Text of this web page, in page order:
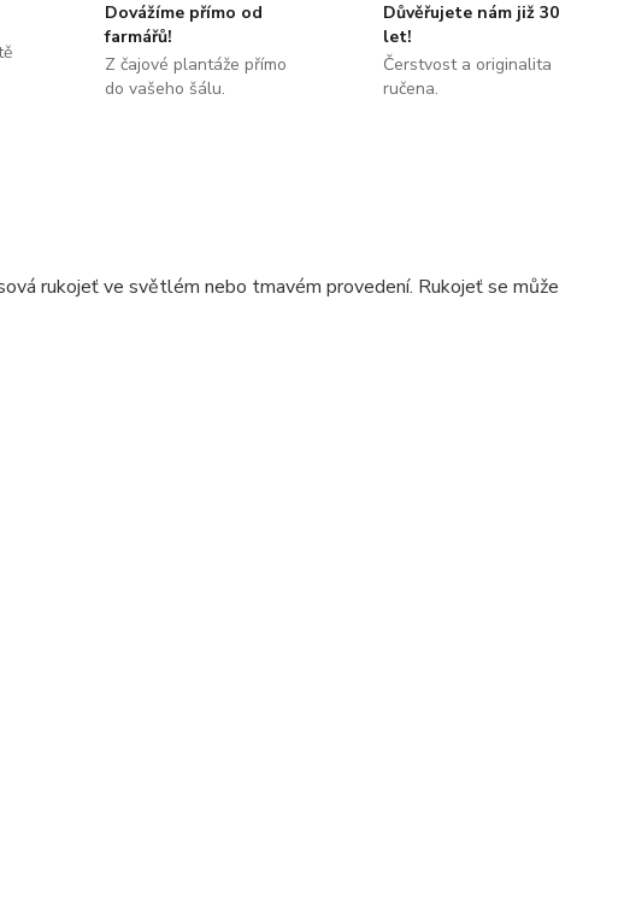
Dovážíme přímo od
farmářů!
Z čajové plantáže přímo
do vašeho šálu.
Důvěřujete nám již 30
let!
Čerstvost a originalita
ručena.
rukojeť ve světlém nebo tmavém provedení. Rukojeť se může